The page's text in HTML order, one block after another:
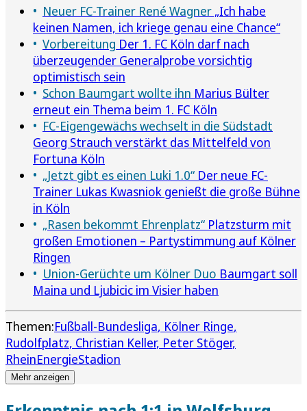
Neuer FC-Trainer René Wagner „Ich habe
keinen Namen, ich kriege genau eine Chance“
Vorbereitung Der 1. FC Köln darf nach
überzeugender Generalprobe vorsichtig
optimistisch sein
Schon Baumgart wollte ihn Marius Bülter
erneut ein Thema beim 1. FC Köln
FC-Eigengewächs wechselt in die Südstadt
Georg Strauch verstärkt das Mittelfeld von
Fortuna Köln
„Jetzt gibt es einen Luki 1.0“ Der neue FC-
Trainer Lukas Kwasniok genießt die große Bühne
in Köln
„Rasen bekommt Ehrenplatz“ Platzsturm mit
großen Emotionen – Partystimmung auf Kölner
Ringen
Union-Gerüchte um Kölner Duo Baumgart soll
Maina und Ljubicic im Visier haben
Themen:Fußball-Bundesliga Kölner Ringe
Rudolfplatz Christian Keller Peter Stöger
RheinEnergieStadion
Mehr anzeigen